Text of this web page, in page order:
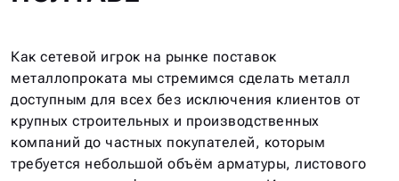
Как сетевой игрок на рынке поставок
металлопроката мы стремимся сделать металл
доступным для всех без исключения клиентов от
крупных строительных и производственных
компаний до частных покупателей, которым
требуется небольшой объём арматуры, листового